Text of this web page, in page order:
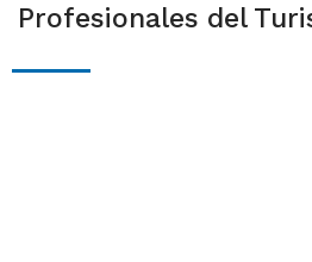
Profesionales del